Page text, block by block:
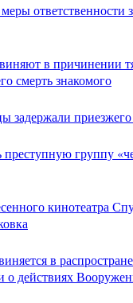
ответственности
в причинении
смерть знакомого
задержали
преступную группу
кинотеатра
в
действиях